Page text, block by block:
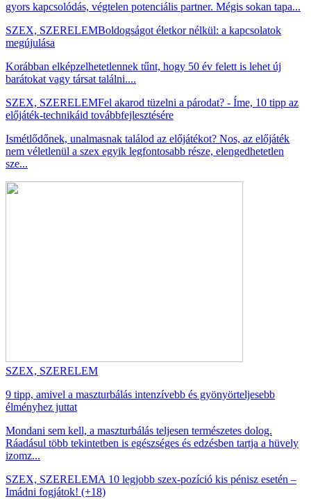
gyors kapcsolódás, végtelen potenciális partner. Mégis sokan tapa...
SZEX, SZERELEMBoldogságot életkor nélkül: a kapcsolatok
megújulása
Korábban elképzelhetetlennek tűnt, hogy 50 év felett is lehet új
barátokat vagy társat találni....
SZEX, SZERELEMFel akarod tüzelni a párodat? - Íme, 10 tipp az
előjáték-technikáid továbbfejlesztésére
Ismétlődőnek, unalmasnak találod az előjátékot? Nos, az előjáték
nem véletlenül a szex egyik legfontosabb része, elengedhetetlen
sze...
SZEX, SZERELEM
9 tipp, amivel a maszturbálás intenzívebb és gyönyörteljesebb
élményhez juttat
Mondani sem kell, a maszturbálás teljesen természetes dolog.
Ráadásul több tekintetben is egészséges és edzésben tartja a hüvely
izomz...
SZEX, SZERELEMA 10 legjobb szex-pozíció kis pénisz esetén –
Imádni fogjátok! (+18)